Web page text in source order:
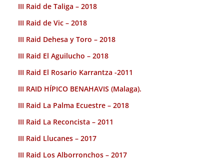
III Raid de Taliga – 2018
III Raid de Vic – 2018
III Raid Dehesa y Toro – 2018
III Raid El Aguilucho – 2018
III Raid El Rosario Karrantza -2011
III RAID HÍPICO BENAHAVIS (Malaga).
III Raid La Palma Ecuestre – 2018
III Raid La Reconcista – 2011
III Raid Llucanes – 2017
III Raid Los Alborronchos – 2017